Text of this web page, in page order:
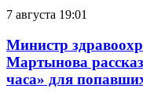
7 августа 19:01
Министр
Мартынова
часа» для